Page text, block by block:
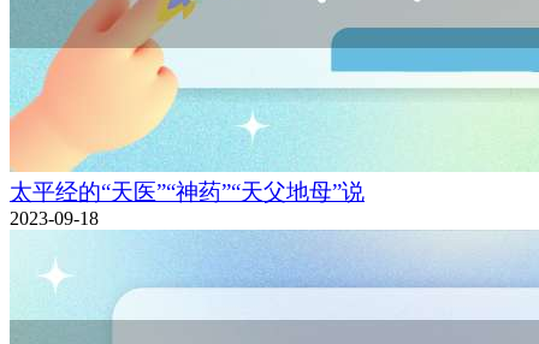
太平经的“天医”“神药”“天父地母”说
2023-09-18